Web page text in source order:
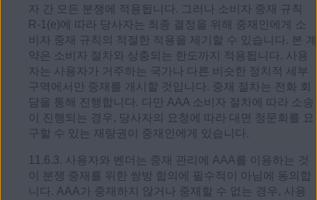
자 간 모든 분쟁에 적용됩니다. 그러나 소비자 중재 규칙
R-1(e)에 따라 당사자는 최종 결정을 위해 중재인에게 소
비자 중재 규칙의 적절한 적용을 제기할 수 있습니다. 본 계
약은 소비자 절차와 상충되는 한도까지 적용됩니다. 사용
자는 사용자가 거주하는 국가나 다른 비슷한 정치적 세부
구역에서만 중재를 개시할 것입니다. 중재 절차는 전화 회
담을 통해 진행합니다. 다만 AAA 소비자 절차에 따라 소송
이 진행되는 경우, 당사자의 요청에 따라 대면 청문회를 요
구할 수 있는 재량권이 중재인에게 있습니다.
11.6.3. 사용자와 벤더는 중재 관리에 AAA를 이용하는 것
이 분쟁 중재를 위한 쌍방 합의에 필수적이 아님에 동의합
니다. AAA가 중재하지 않거나 중재할 수 없는 경우, 사용